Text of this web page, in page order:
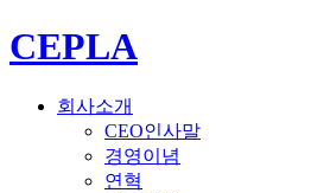
CEPLA
회사소개
CEO인사말
경영이념
연혁